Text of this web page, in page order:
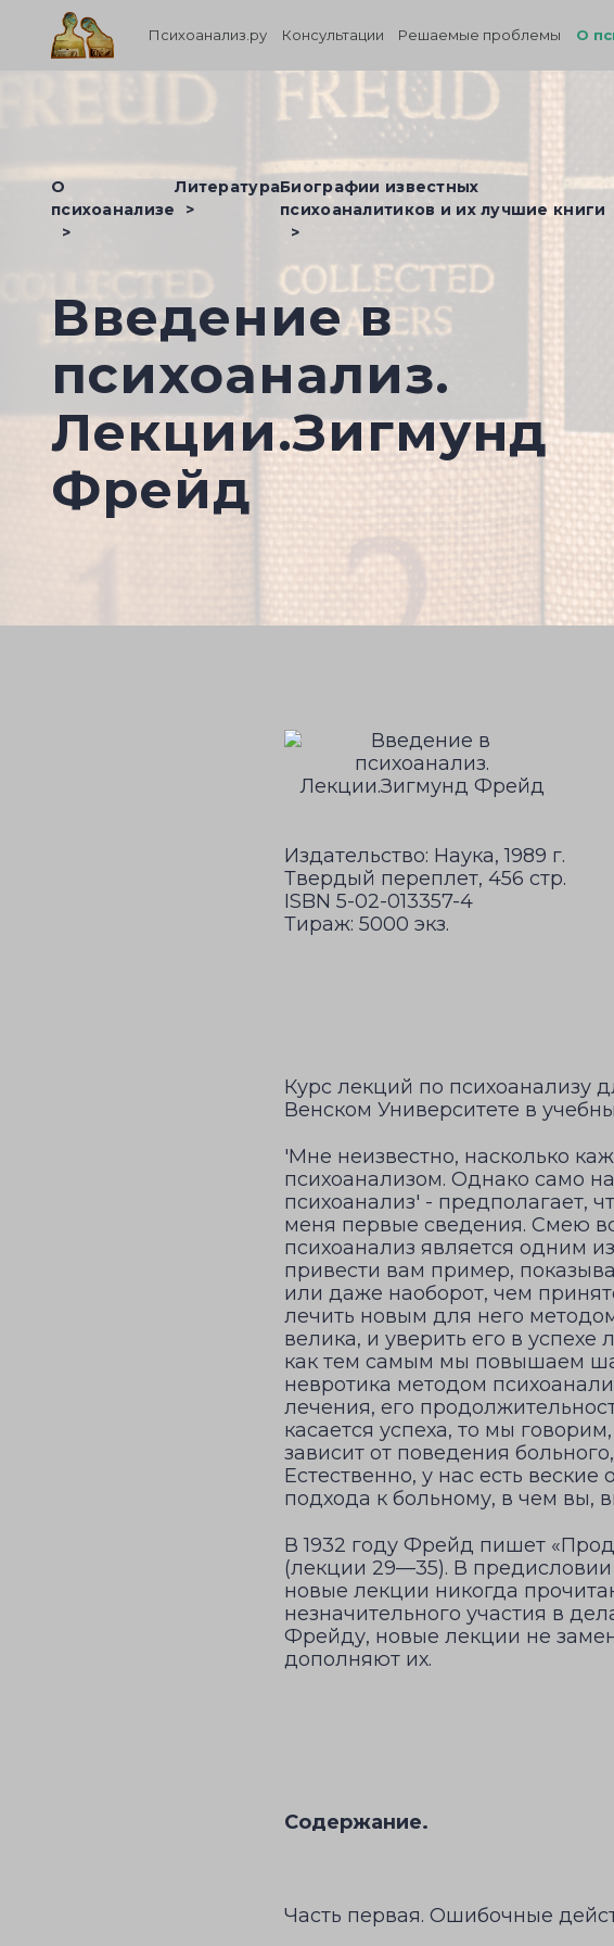
Психоанализ.ру Консультации Решаемые проблемы О
О
психоанализе
ЛитератураБиографии известных
психоаналитиков и их лучшие книги
Введение в
психоанализ.
Лекции.Зигмунд
Фрейд
Издательство: Наука, 1989 г.
Твердый переплет, 456 стр.
ISBN 5-02-013357-4
Тираж: 5000 экз.
Курс лекций по психоанализу
Венском Университете в
'Мне неизвестно, насколько
психоанализом. Однако само
психоанализ' - предполагает,
меня первые сведения. Смею
психоанализ является одним
привести вам пример,
или даже наоборот, чем
лечить новым для него
велика, и уверить его в
как тем самым мы повышаем
невротика методом
лечения, его
касается успеха, то мы
зависит от поведения
Естественно, у нас есть
подхода к больному, в чем вы,
В 1932 году Фрейд пишет
(лекции 29—35). В
новые лекции никогда
незначительного участия в
Фрейду, новые лекции не
дополняют их.
Содержание.
Часть первая. Ошибочные